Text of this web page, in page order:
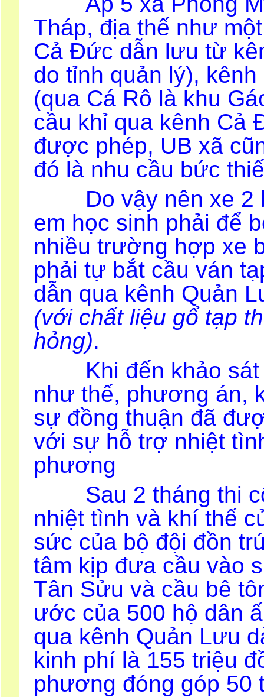
Tháp, địa thế như
Cả Đức dẫn lưu từ
do tỉnh quản lý),
(qua Cá Rô là khu
cầu khỉ qua kênh Cả
được phép, UB xã
đó là nhu cầu bức
Do vậy nên xe 2
em học sinh phải để
nhiều trường hợp xe
phải tự bắt cầu ván
dẫn qua kênh Quản
(với chất liệu gổ tạp
hỏng).
Khi đến khảo sát
như thế, phương án,
sự đồng thuận đã
với sự hỗ trợ nhiệt
phương
Sau 2 tháng thi
nhiệt tình và khí thế
sức của bộ đội đồn
tâm kịp đưa cầu vào
Tân Sửu và cầu bê
ước của 500 hộ dân
qua kênh Quản Lưu
kinh phí là 155 triệu
phương đóng góp 50